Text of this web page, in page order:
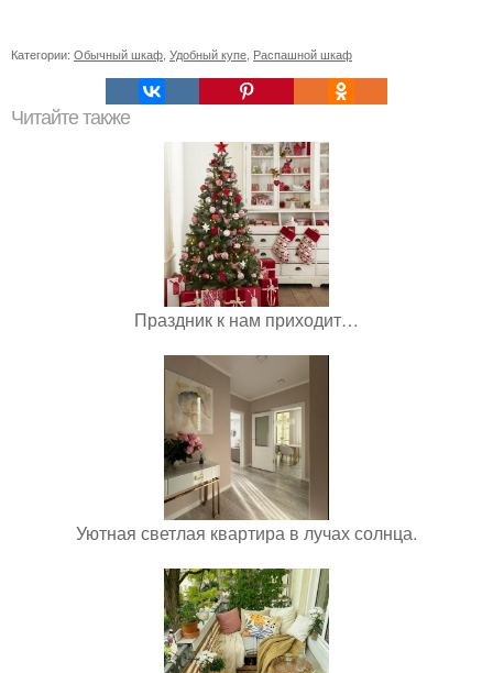
Категории: Обычный шкаф Удобный купе Распашной шкаф
Читайте также
Праздник к нам приходит…
Уютная светлая квартира в лучах солнца.